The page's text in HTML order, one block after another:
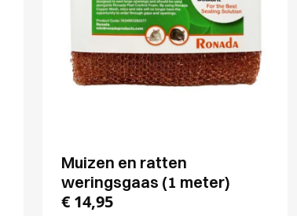
Muizen en ratten
weringsgaas (1 meter)
€ 14,95